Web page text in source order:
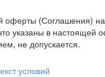
оферты (Соглашения)
указаны в настоящей
не допускается.
условий